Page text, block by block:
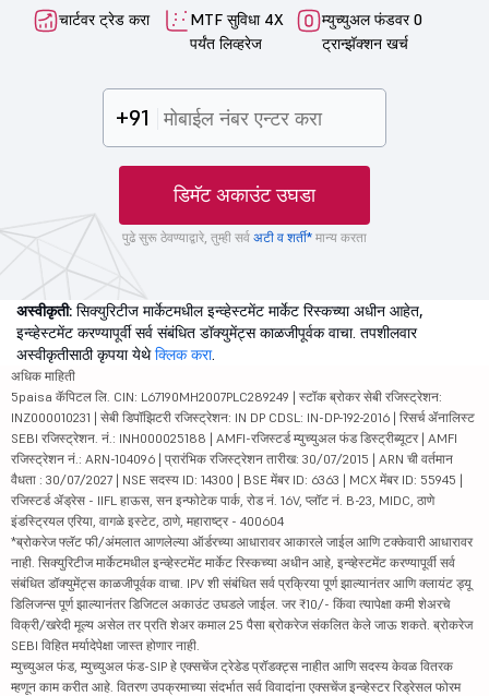
चार्टवर ट्रेड करा
MTF सुविधा 4X
पर्यंत लिव्हरेज
म्युच्युअल फंडवर 0
ट्रान्झॅक्शन खर्च
+91
डिमॅट अकाउंट उघडा
पुढे सुरू ठेवण्याद्वारे, तुम्ही सर्व अटी व शर्ती* मान्य करता
अस्वीकृती: सिक्युरिटीज मार्केटमधील इन्व्हेस्टमेंट मार्केट रिस्कच्या अधीन आहेत,
इन्व्हेस्टमेंट करण्यापूर्वी सर्व संबंधित डॉक्युमेंट्स काळजीपूर्वक वाचा. तपशीलवार
अस्वीकृतीसाठी कृपया येथेक्लिक करा.
अधिक माहिती
5paisa कॅपिटल लि. CIN: L67190MH2007PLC289249 | स्टॉक ब्रोकर सेबी रजिस्ट्रेशन:
INZ000010231 | सेबी डिपॉझिटरी रजिस्ट्रेशन: IN DP CDSL: IN-DP-192-2016 | रिसर्च ॲनालिस्ट
SEBI रजिस्ट्रेशन. नं.: INH000025188 | AMFI-रजिस्टर्ड म्युच्युअल फंड डिस्ट्रीब्यूटर | AMFI
रजिस्ट्रेशन नं.: ARN-104096 | प्रारंभिक रजिस्ट्रेशन तारीख: 30/07/2015 | ARN ची वर्तमान
वैधता : 30/07/2027 | NSE सदस्य ID: 14300 | BSE मेंबर ID: 6363 | MCX मेंबर ID: 55945 |
रजिस्टर्ड ॲड्रेस - IIFL हाऊस, सन इन्फोटेक पार्क, रोड नं. 16V, प्लॉट नं. B-23, MIDC, ठाणे
इंडस्ट्रियल एरिया, वागळे इस्टेट, ठाणे, महाराष्ट्र - 400604
*ब्रोकरेज फ्लॅट फी/अंमलात आणलेल्या ऑर्डरच्या आधारावर आकारले जाईल आणि टक्केवारी आधारावर
नाही. सिक्युरिटीज मार्केटमधील इन्व्हेस्टमेंट मार्केट रिस्कच्या अधीन आहे, इन्व्हेस्टमेंट करण्यापूर्वी सर्व
संबंधित डॉक्युमेंट्स काळजीपूर्वक वाचा. IPV शी संबंधित सर्व प्रक्रिया पूर्ण झाल्यानंतर आणि क्लायंट ड्यू
डिलिजन्स पूर्ण झाल्यानंतर डिजिटल अकाउंट उघडले जाईल. जर ₹10/- किंवा त्यापेक्षा कमी शेअरचे
विक्री/खरेदी मूल्य असेल तर प्रति शेअर कमाल 25 पैसा ब्रोकरेज संकलित केले जाऊ शकते. ब्रोकरेज
SEBI विहित मर्यादेपेक्षा जास्त होणार नाही.
म्युच्युअल फंड, म्युच्युअल फंड-SIP हे एक्सचेंज ट्रेडेड प्रॉडक्ट्स नाहीत आणि सदस्य केवळ वितरक
म्हणून काम करीत आहे. वितरण उपक्रमाच्या संदर्भात सर्व विवादांना एक्सचेंज इन्व्हेस्टर रिड्रेसल फोरम